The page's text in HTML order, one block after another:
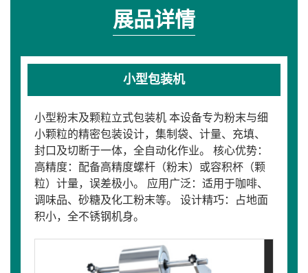
展品详情
小型包装机
小型粉末及颗粒立式包装机 本设备专为粉末与细
小颗粒的精密包装设计，集制袋、计量、充填、
封口及切断于一体，全自动化作业。 核心优势：
高精度：配备高精度螺杆（粉末）或容积杯（颗
粒）计量，误差极小。 应用广泛：适用于咖啡、
调味品、砂糖及化工粉末等。 设计精巧：占地面
积小，全不锈钢机身。